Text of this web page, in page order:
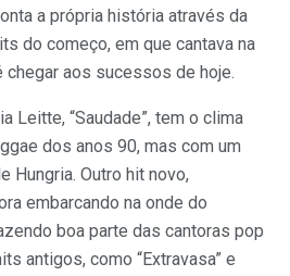
a própria história através da
do começo, em que cantava na
chegar aos sucessos de hoje.
Leitte, “Saudade”, tem o clima
dos anos 90, mas com um
Hungria. Outro hit novo,
embarcando na onde do
boa parte das cantoras pop
antigos, como “Extravasa” e